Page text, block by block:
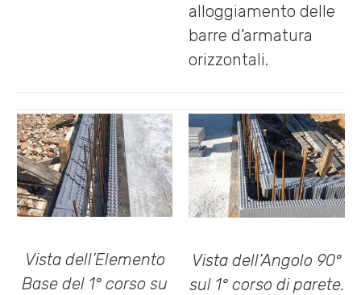
alloggiamento delle
barre d’armatura
orizzontali.
Vista dell’Elemento
Base del 1° corso su
Vista dell’Angolo 90°
sul 1° corso di parete.